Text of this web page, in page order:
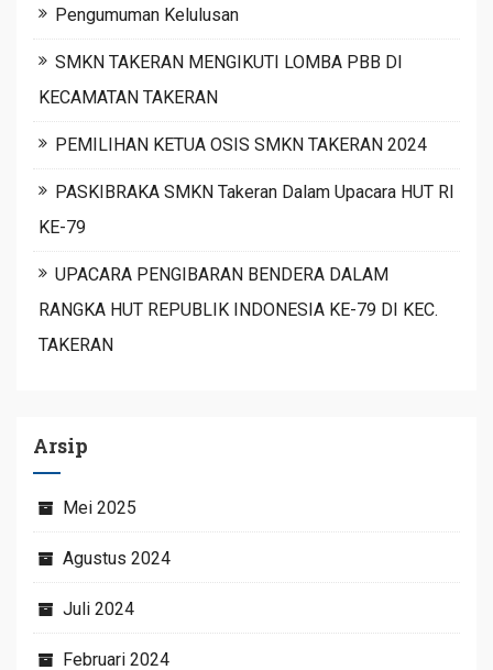
Pengumuman Kelulusan
SMKN TAKERAN MENGIKUTI LOMBA PBB DI
KECAMATAN TAKERAN
PEMILIHAN KETUA OSIS SMKN TAKERAN 2024
PASKIBRAKA SMKN Takeran Dalam Upacara HUT RI
KE-79
UPACARA PENGIBARAN BENDERA DALAM
RANGKA HUT REPUBLIK INDONESIA KE-79 DI KEC.
TAKERAN
Arsip
Mei 2025
Agustus 2024
Juli 2024
Februari 2024